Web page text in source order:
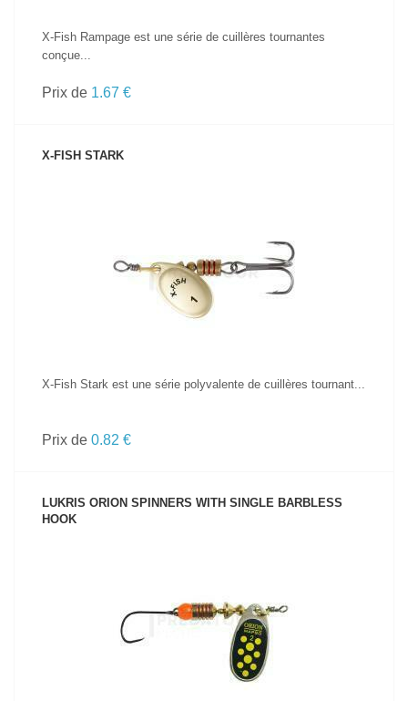
X-Fish Rampage est une série de cuillères tournantes
conçue...
Prix de 1.67 €
X-FISH STARK
X-Fish Stark est une série polyvalente de cuillères tournant...
Prix de 0.82 €
LUKRIS ORION SPINNERS WITH SINGLE BARBLESS
HOOK